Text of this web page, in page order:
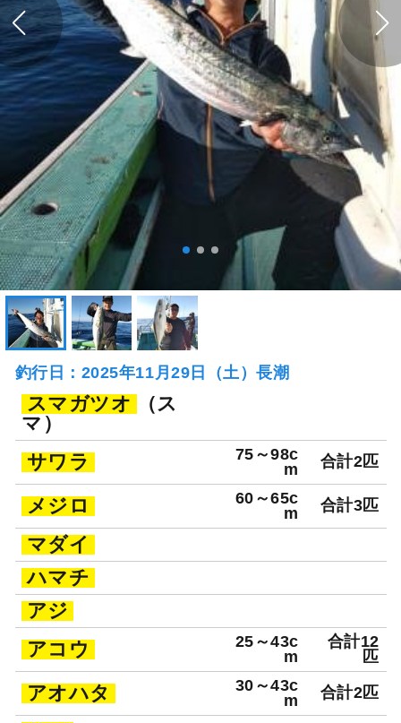
釣行日：2025年11月29日（土）長潮
スマガツオ
（ス
マ）
サワラ
75～98c
m
合計2匹
メジロ
60～65c
m
合計3匹
マダイ
ハマチ
アジ
アコウ
25～43c
m
合計12
匹
アオハタ
30～43c
m
合計2匹